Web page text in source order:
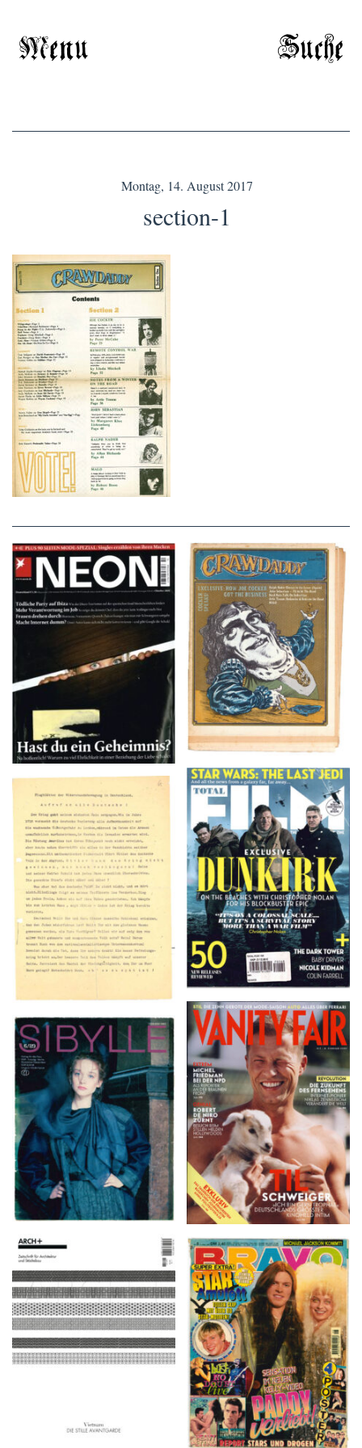
Menu Suche
Montag, 14. August 2017
section-1
NEON – OKTOBER
2008
Crawdaddy – June/11/72
TOTAL FILM #260 –
SUMMER 2017
Flugblätter der Weissen
Rose – V, Januar 1943
VANITY FAIR – Nr. 7 –
8. Februar 2007
SIBYLLE 6/89
ARCH+ Nr. 226, Herbst
2016
BRAVO – Nr. 8, 13. Febr.
1997